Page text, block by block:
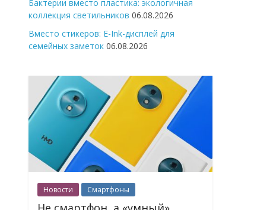
Бактерии вместо пластика: экологичная
коллекция светильников 06.08.2026
Вместо стикеров: E-Ink-дисплей для
семейных заметок 06.08.2026
Новости Смартфоны